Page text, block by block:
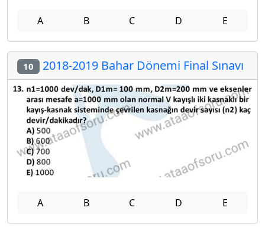
A B C D E
10 2018-2019 Bahar Dönemi Final Sınavı
A B C D E